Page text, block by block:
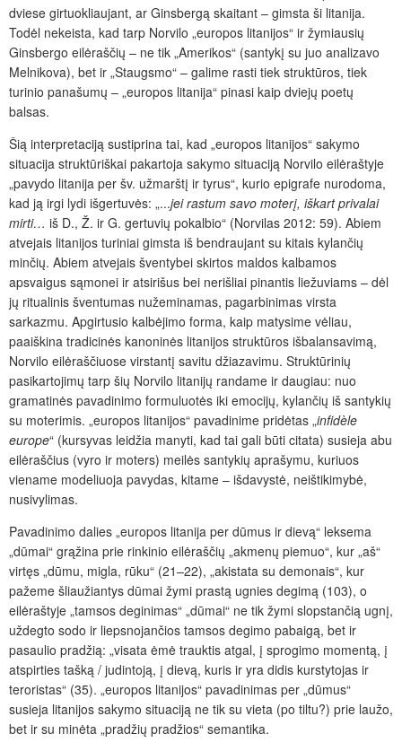
dviese girtuokliaujant, ar Ginsbergą skaitant – gimsta ši litanija.
Todėl nekeista, kad tarp Norvilo „europos litanijos“ ir žymiausių
Ginsbergo eilėraščių – ne tik „Amerikos“ (santykį su juo analizavo
Melnikova), bet ir „Staugsmo“ – galime rasti tiek struktūros, tiek
turinio panašumų – „europos litanija“ pinasi kaip dviejų poetų
balsas.
Šią interpretaciją sustiprina tai, kad „europos litanijos“ sakymo
situacija struktūriškai pakartoja sakymo situaciją Norvilo eilėraštyje
„pavydo litanija per šv. užmarštį ir tyrus“, kurio epigrafe nurodoma,
kad ją irgi lydi išgertuvės: „...jei rastum savo moterį, iškart privalai
mirti… iš D., Ž. ir G. gertuvių pokalbio“ (Norvilas 2012: 59). Abiem
atvejais litanijos turiniai gimsta iš bendraujant su kitais kylančių
minčių. Abiem atvejais šventybei skirtos maldos kalbamos
apsvaigus sąmonei ir atsirišus bei nerišliai pinantis liežuviams – dėl
jų ritualinis šventumas nužeminamas, pagarbinimas virsta
sarkazmu. Apgirtusio kalbėjimo forma, kaip matysime vėliau,
paaiškina tradicinės kanoninės litanijos struktūros išbalansavimą,
Norvilo eilėraščiuose virstantį savitu džiazavimu. Struktūrinių
pasikartojimų tarp šių Norvilo litanijų randame ir daugiau: nuo
gramatinės pavadinimo formuluotės iki emocijų, kylančių iš santykių
su moterimis. „europos litanijos“ pavadinime pridėtas „infidèle
europe“ (kursyvas leidžia manyti, kad tai gali būti citata) susieja abu
eilėraščius (vyro ir moters) meilės santykių aprašymu, kuriuos
viename modeliuoja pavydas, kitame – išdavystė, neištikimybė,
nusivylimas.
Pavadinimo dalies „europos litanija per dūmus ir dievą“ leksema
„dūmai“ grąžina prie rinkinio eilėraščių „akmenų piemuo“, kur „aš“
virtęs „dūmu, migla, rūku“ (21–22), „akistata su demonais“, kur
pažeme šliaužiantys dūmai žymi prastą ugnies degimą (103), o
eilėraštyje „tamsos deginimas“ „dūmai“ ne tik žymi slopstančią ugnį,
uždegto sodo ir liepsnojančios tamsos degimo pabaigą, bet ir
pasaulio pradžią: „visata ėmė trauktis atgal, į sprogimo momentą, į
atspirties tašką / judintoją, į dievą, kuris ir yra didis kurstytojas ir
teroristas“ (35). „europos litanijos“ pavadinimas per „dūmus“
susieja litanijos sakymo situaciją ne tik su vieta (po tiltu?) prie laužo,
bet ir su minėta „pradžių pradžios“ semantika.